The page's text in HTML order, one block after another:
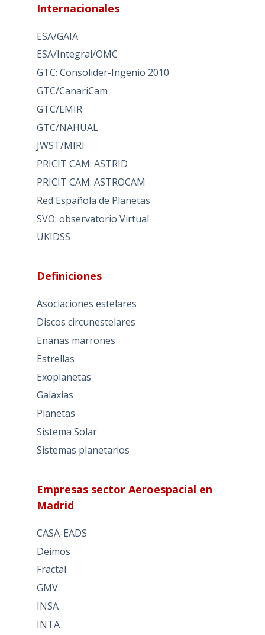
Internacionales
ESA/GAIA
ESA/Integral/OMC
GTC: Consolider-Ingenio 2010
GTC/CanariCam
GTC/EMIR
GTC/NAHUAL
JWST/MIRI
PRICIT CAM: ASTRID
PRICIT CAM: ASTROCAM
Red Española de Planetas
SVO: observatorio Virtual
UKIDSS
Definiciones
Asociaciones estelares
Discos circunestelares
Enanas marrones
Estrellas
Exoplanetas
Galaxias
Planetas
Sistema Solar
Sistemas planetarios
Empresas sector Aeroespacial en
Madrid
CASA-EADS
Deimos
Fractal
GMV
INSA
INTA